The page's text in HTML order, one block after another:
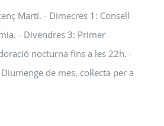
Martí. - Dimecres 1: Consell
- Divendres 3: Primer
nocturna fins a les 22h. -
de mes, col·lecta per a